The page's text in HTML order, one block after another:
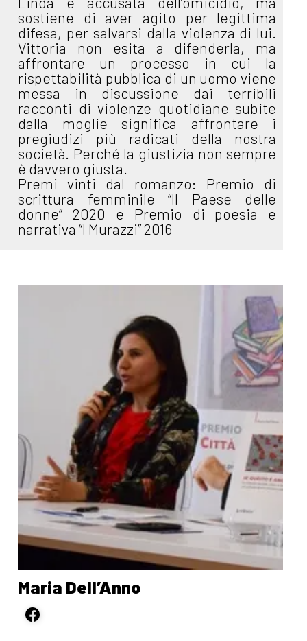
sostiene di aver agito per legittima
difesa, per salvarsi dalla violenza di lui.
Vittoria non esita a difenderla, ma
affrontare un processo in cui la
rispettabilità pubblica di un uomo viene
messa in discussione dai terribili
racconti di violenze quotidiane subite
dalla moglie significa affrontare i
pregiudizi più radicati della nostra
società. Perché la giustizia non sempre
è davvero giusta.
Premi vinti dal romanzo: Premio di
scrittura femminile “Il Paese delle
donne” 2020 e Premio di poesia e
narrativa “I Murazzi” 2016
Maria Dell’Anno